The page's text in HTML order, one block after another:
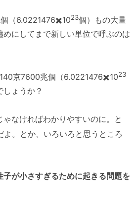
（6.0221476✖️1023個）もの大量
にしてまで新しい単位で呼ぶのは
京7600兆個（6.0221476✖️1023
ょうか？
ゃなければわかりやすいのに。と
よ。とか、いろいろと思うところ
子が小さすぎるために起きる問題を